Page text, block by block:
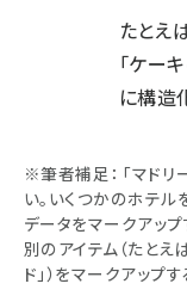
たとえ
「ケー
に構造
※筆者補足： 「マド
い。いくつかのホテ
データをマークアッ
別のアイテム（たとえ
ド」）をマークアップす